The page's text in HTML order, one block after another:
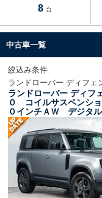
8 台
中古車一覧
絞込み条件
ランドローバー ディフェ
ランドローバー ディ
０ コイルサスペンシ
０インチＡＷ デジタ
ヒーター ステアリン
ライト レザーシート